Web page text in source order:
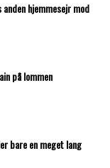
hjemmesejr mod
på lommen
bare en meget lang